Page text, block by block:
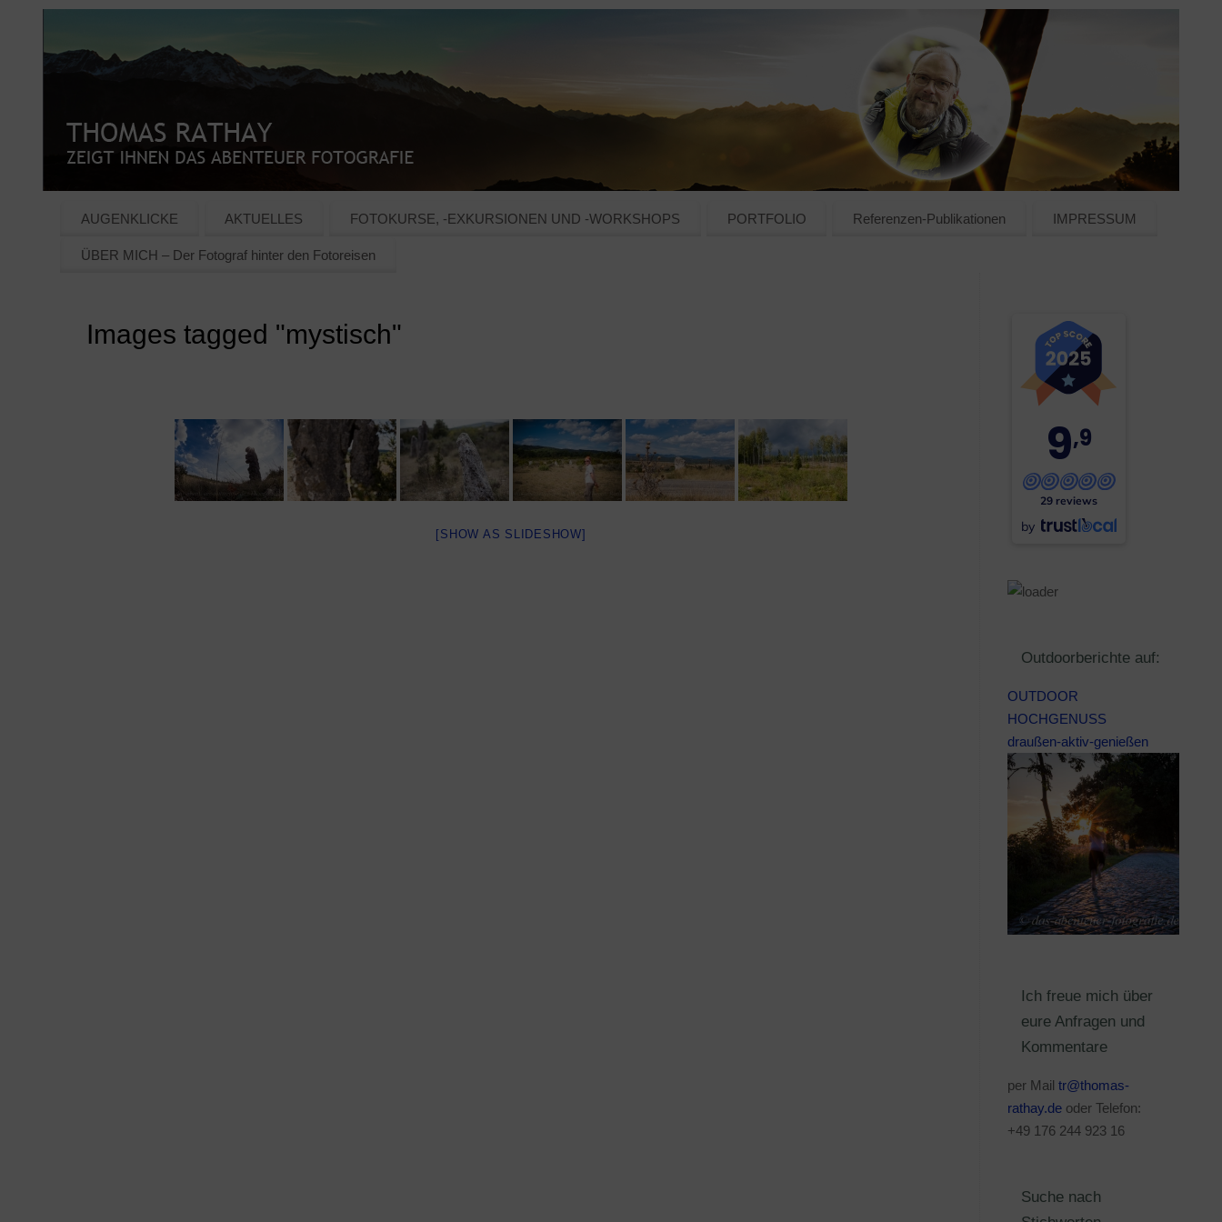
AUGENKLICKE AKTUELLES FOTOKURSE, -EXKURSIONEN UND -WORKSHOPS PORTFOLIO Referenzen-Publikationen IMPRESSUM
ÜBER MICH – Der Fotograf hinter den Fotoreisen
Images tagged "mystisch"
[SHOW AS SLIDESHOW]
9,9
29 reviews
by
Outdoorberichte auf:
OUTDOOR
HOCHGENUSS
draußen-aktiv-genießen
Ich freue mich über
eure Anfragen und
Kommentare
per Mail tr@thomas-
rathay.de oder Telefon:
+49 176 244 923 16
Suche nach